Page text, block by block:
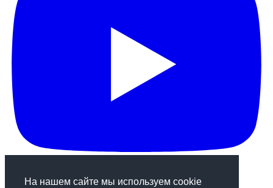
На нашем сайте мы используем cookie